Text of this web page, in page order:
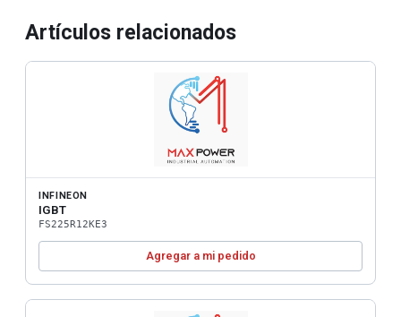
Artículos relacionados
INFINEON
IGBT
FS225R12KE3
Agregar a mi pedido